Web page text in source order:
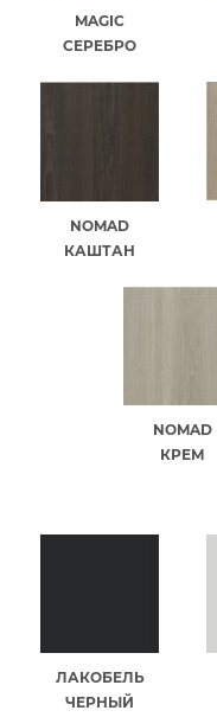
MAGIC
СЕРЕБРО
NOMAD
КАШТАН
NOMAD
КРЕМ
ЛАКОБЕЛЬ
ЧЕРНЫЙ